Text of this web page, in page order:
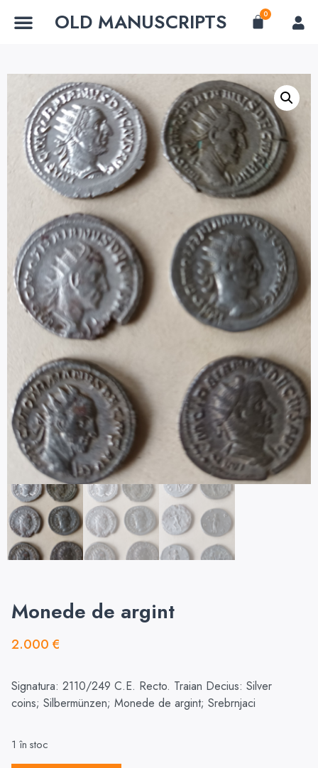
OLD MANUSCRIPTS 0
Monede de argint
2.000 €
Signatura: 2110/249 C.E. Recto. Traian Decius: Silver
coins; Silbermünzen; Monede de argint; Srebrnjaci
1 în stoc